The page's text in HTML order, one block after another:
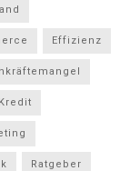
Effizienz
Kredit
Ratgeber